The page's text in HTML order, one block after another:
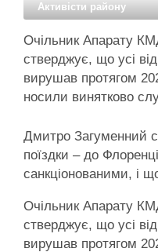
Активісти району
Очільник Апарату
стверджує, що усі
вирушав протягом
носили винятково
Дмитро Загуменний
поїздки – до
санкціонованими, і
Очільник Апарату
стверджує, що усі
вирушав протягом